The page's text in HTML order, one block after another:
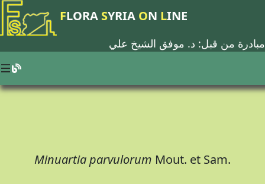
FLORA SYRIA ON LINE
مبادرة من قبل: د. موفق الشيخ علي
Minuartia parvulorum Mout. et Sam.